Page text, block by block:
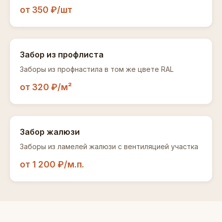
от 350 ₽/шт
Забор из профлиста
Заборы из профнастила в том же цвете RAL
от 320 ₽/м²
Забор жалюзи
Заборы из ламелей жалюзи с вентиляцией участка
от 1 200 ₽/м.п.